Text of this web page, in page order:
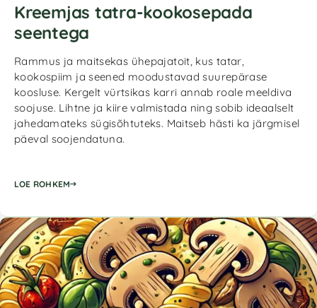
Kreemjas tatra-kookosepada
seentega
Rammus ja maitsekas ühepajatoit, kus tatar,
kookospiim ja seened moodustavad suurepärase
koosluse. Kergelt vürtsikas karri annab roale meeldiva
soojuse. Lihtne ja kiire valmistada ning sobib ideaalselt
jahedamateks sügisõhtuteks. Maitseb hästi ka järgmisel
päeval soojendatuna.
LOE ROHKEM